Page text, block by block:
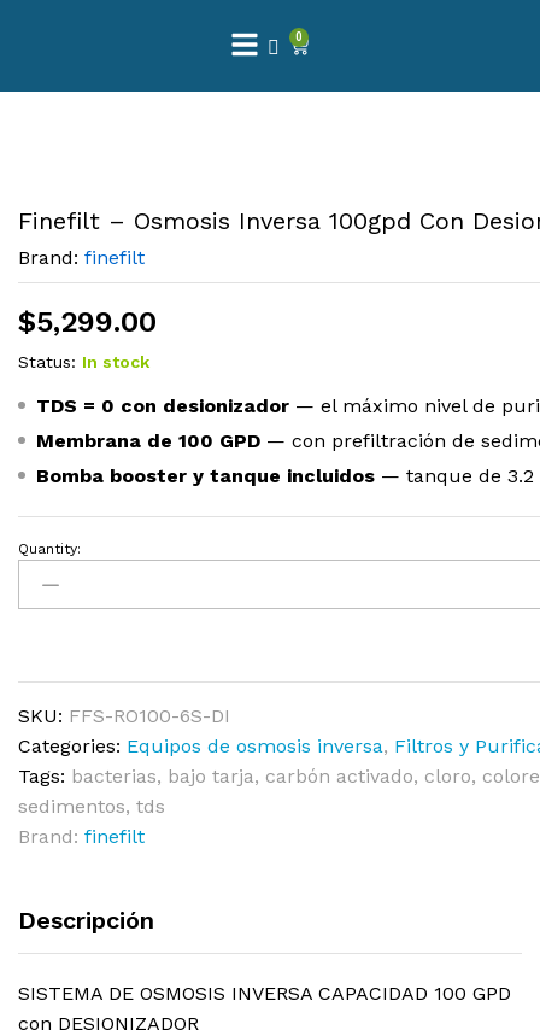
0
Finefilt – Osmosis Inversa 100gpd Con
Brand: finefilt
$5,299.00
Status: In stock
TDS = 0 con desionizador — el máximo nivel de
Membrana de 100 GPD — con prefiltración de
Bomba booster y tanque incluidos — tanque de 3.2
Quantity:
SKU: FFS-RO100-6S-DI
Categories: Equipos de osmosis inversa, Filtros y
Tags: bacterias, bajo tarja, carbón activado, cloro,
sedimentos, tds
Brand: finefilt
Descripción
SISTEMA DE OSMOSIS INVERSA CAPACIDAD 100 GPD
con DESIONIZADOR